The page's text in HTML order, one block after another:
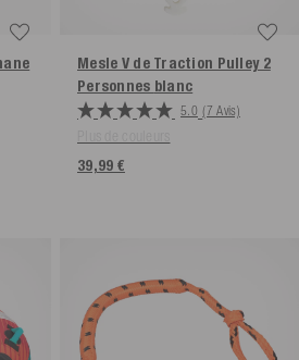
Mesle V de Traction Pulley 2
Personnes blanc
5.0 (7 Avis)
39,99 €